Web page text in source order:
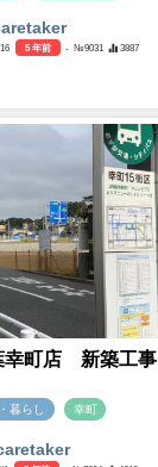
5 年前 - №9031 3887
幸町店 新築工事
暮らし 幸町